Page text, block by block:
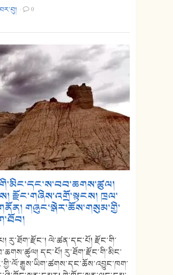
· 0
རྫོང་གཞིས་འགྲོ་སྟངས། ཁྲལ་
གཞུང་སྒེར་ཆོས་གསུམ་གྱི་
རུ་ཐོག་རྫོང་། ལེ་ཚན་དང་པོ། རྫོང་གི་
དང་པོ། རུ་ཐོག་རྫོང་གི་མིང་